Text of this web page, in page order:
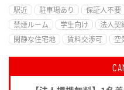
駅近 駐車場あり 保証人不要
禁煙ルーム
学生向け 法人契
閑静な住宅地
賃料交渉可 空